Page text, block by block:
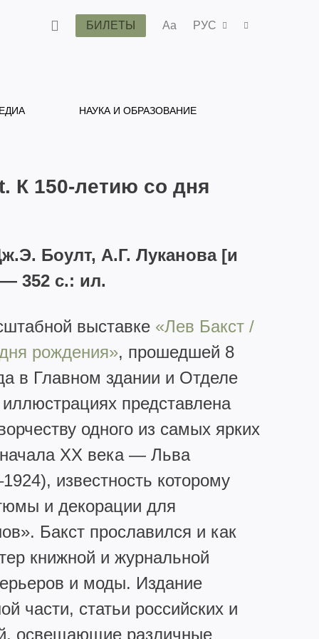
БИЛЕТЫ Aa РУС
НАУКА И ОБРАЗОВАНИЕ
К 150-летию со дня
Боулт, А.Г. Луканова [и
352 с.: ил.
выставке «Лев Бакст /
рождения», прошедшей 8
в Главном здании и Отделе
представлена
одного из самых ярких
XX века — Льва
известность которому
и декорации для
Бакст прославился и как
книжной и журнальной
и моды. Издание
части, статьи российских и
освещающие различные